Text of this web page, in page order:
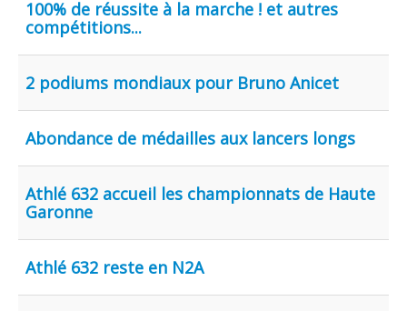
100% de réussite à la marche ! et autres
compétitions...
2 podiums mondiaux pour Bruno Anicet
Abondance de médailles aux lancers longs
Athlé 632 accueil les championnats de Haute
Garonne
Athlé 632 reste en N2A